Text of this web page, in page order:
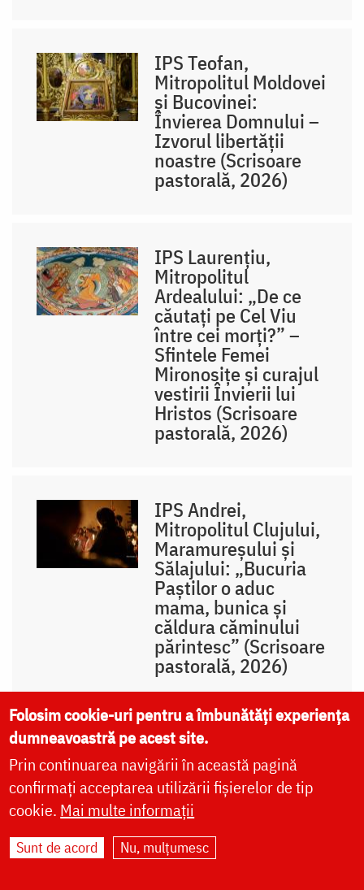
IPS Teofan,
Mitropolitul Moldovei
și Bucovinei:
Învierea Domnului –
Izvorul libertăţii
noastre (Scrisoare
pastorală, 2026)
IPS Laurențiu,
Mitropolitul
Ardealului: „De ce
căutați pe Cel Viu
între cei morți?” –
Sfintele Femei
Mironosițe și curajul
vestirii Învierii lui
Hristos (Scrisoare
pastorală, 2026)
IPS Andrei,
Mitropolitul Clujului,
Maramureșului și
Sălajului: „Bucuria
Paștilor o aduc
mama, bunica și
căldura căminului
părintesc” (Scrisoare
pastorală, 2026)
Înaltpreasfințitul
Teofan, Mitropolitul
Moldovei și Bucovinei
Cuvinte ale autorului
Folosim cookie-uri pentru a îmbunătăți experiența
dumneavoastră pe acest site.
Prin continuarea navigării în această pagină
confirmați acceptarea utilizării fișierelor de tip
cookie. Mai multe informații
Sunt de acord Nu, mulțumesc